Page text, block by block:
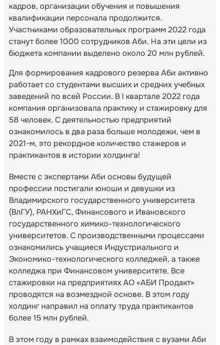
кадров, организации обучения и повышения
квалификации персонала продолжится.
Участниками образовательных программ 2022 года
станут более 1000 сотрудников Аби. На эти цели из
бюджета компании выделено около 20 млн рублей.
Для формирования кадрового резерва Аби активно
работает со студентами высших и средних учебных
заведений по всей России. В I квартале 2022 года
компания организовала практику и стажировку для
58 человек. С деятельностью предприятий
ознакомилось в два раза больше молодежи, чем в
2021-м, это рекордное количество стажеров и
практикантов в истории холдинга!
Вместе с экспертами Аби основы будущей
профессии постигали юноши и девушки из
Владимирского государственного университета
(ВлГУ), РАНХиГС, Финансового и Ивановского
государственного химико-технологического
университетов. С производственными процессами
ознакомились учащиеся Индустриального и
Экономико-технологического колледжей, а также
колледжа при Финансовом университете. Все
стажировки на предприятиях АО «АБИ Продакт»
проводятся на возмездной основе. В этом году
холдинг направил на оплату труда практикантов
более 15 млн рублей.
В этом году в рамках взаимодействия с вузами Аби